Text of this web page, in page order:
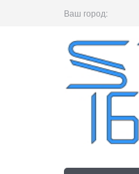
Ваш город: